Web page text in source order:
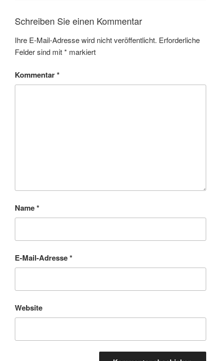
Schreiben Sie einen Kommentar
Ihre E-Mail-Adresse wird nicht veröffentlicht. Erforderliche
Felder sind mit* markiert
Kommentar*
Name*
E-Mail-Adresse*
Website